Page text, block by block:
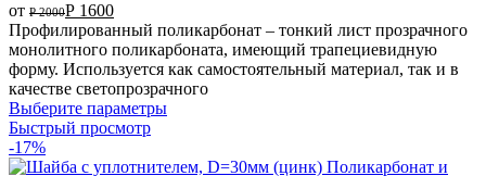
от Р2000Р 1600
Профилированный поликарбонат – тонкий лист прозрачного
монолитного поликарбоната, имеющий трапециевидную
форму. Используется как самостоятельный материал, так и в
качестве светопрозрачного
Выберите параметры
Быстрый просмотр
-17%